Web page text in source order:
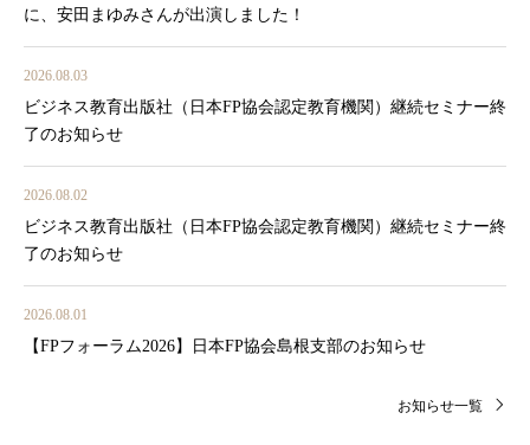
に、安田まゆみさんが出演しました！
2026.08.03
ビジネス教育出版社（日本FP協会認定教育機関）継続セミナー終
了のお知らせ
2026.08.02
ビジネス教育出版社（日本FP協会認定教育機関）継続セミナー終
了のお知らせ
2026.08.01
【FPフォーラム2026】日本FP協会島根支部のお知らせ
お知らせ一覧